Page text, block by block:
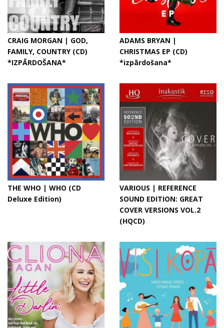
CRAIG MORGAN | GOD,
FAMILY, COUNTRY (CD)
*IZPĀRDOŠANA*
ADAMS BRYAN |
CHRISTMAS EP (CD)
*izpārdošana*
THE WHO | WHO (CD
Deluxe Edition)
VARIOUS | REFERENCE
SOUND EDITION: GREAT
COVER VERSIONS VOL.2
(HQCD)